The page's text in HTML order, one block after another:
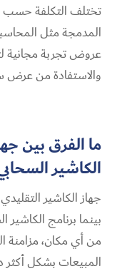
تختلف التكلفة حسب
المدمجة مثل
عروض تجربة مجانية
والاستفادة من عرض
ما الفرق بين
الكاشير
جهاز الكاشير
بينما برنامج الكاشير
من أي مكان، مزامنة
المبيعات بشكل أكثر